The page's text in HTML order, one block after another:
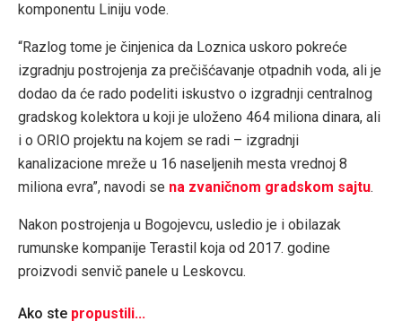
komponentu Liniju vode.
“Razlog tome je činjenica da Loznica uskoro pokreće
izgradnju postrojenja za prečišćavanje otpadnih voda, ali je
dodao da će rado podeliti iskustvo o izgradnji centralnog
gradskog kolektora u koji je uloženo 464 miliona dinara, ali
i o ORIO projektu na kojem se radi – izgradnji
kanalizacione mreže u 16 naseljenih mesta vrednoj 8
miliona evra”, navodi se na zvaničnom gradskom sajtu.
Nakon postrojenja u Bogojevcu, usledio je i obilazak
rumunske kompanije Terastil koja od 2017. godine
proizvodi senvič panele u Leskovcu.
Ako ste propustili...